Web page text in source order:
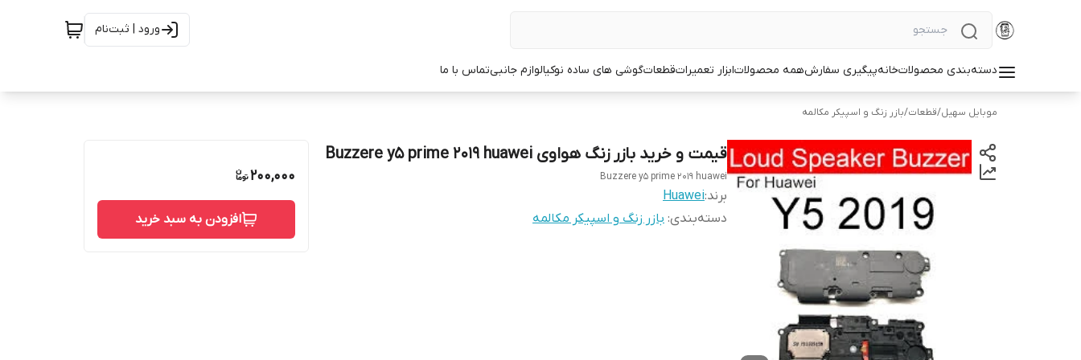
ورود | ثبت‌نام
دسته‌بندی محصولاتخانهپیگیری سفارشهمه محصولاتابزار تعمیراتقطعاتگوشی های ساده نوکیالوازم جانبیتماس با ما
موبایل سهیل/قطعات/بازر زنگ و اسپیکر مکالمه
قیمت و خرید بازر زنگ هواوی Buzzere y5 prime 2019 huawei
Buzzere y5 prime 2019 huawei
برند:Huawei
دسته‌بندی: بازر زنگ و اسپیکر مکالمه
200,000
افزودن به سبد خرید